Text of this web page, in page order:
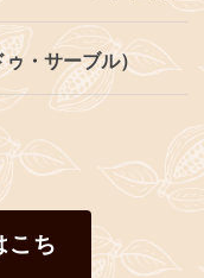
・サーブル）
こち